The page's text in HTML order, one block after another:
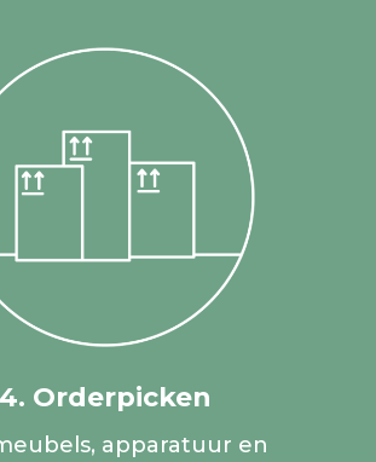
4. Orderpicken
apparatuur en